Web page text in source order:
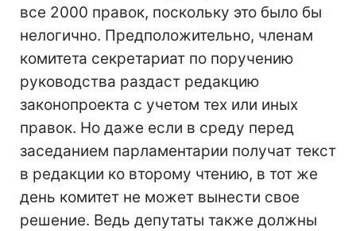
все 2000 правок, поскольку это было бы
нелогично. Предположительно, членам
комитета секретариат по поручению
руководства раздаст редакцию
законопроекта с учетом тех или иных
правок. Но даже если в среду перед
заседанием парламентарии получат текст
в редакции ко второму чтению, в тот же
день комитет не может вынести свое
решение. Ведь депутаты также должны